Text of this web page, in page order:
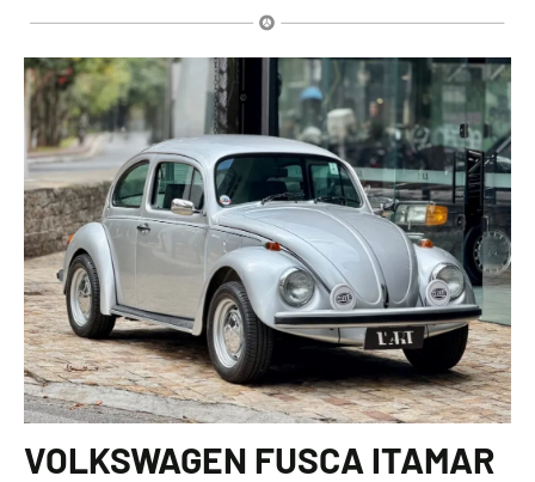
VOLKSWAGEN FUSCA ITAMAR